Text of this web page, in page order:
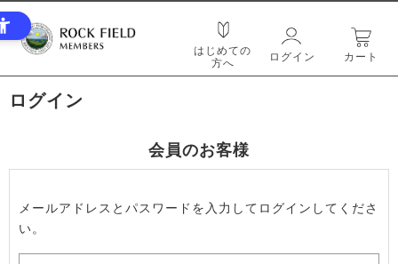
はじめての
方へ
ログイン カート
ログイン
会員のお客様
メールアドレスとパスワードを入力してログインしてくださ
い。